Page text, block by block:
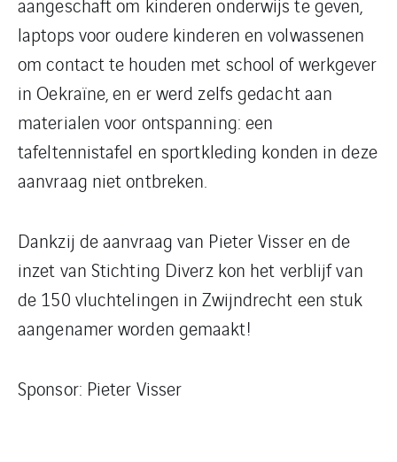
laptops voor oudere kinderen en volwassenen
om contact te houden met school of werkgever
in Oekraïne, en er werd zelfs gedacht aan
materialen voor ontspanning: een
tafeltennistafel en sportkleding konden in deze
aanvraag niet ontbreken.
Dankzij de aanvraag van Pieter Visser en de
inzet van Stichting Diverz kon het verblijf van
de 150 vluchtelingen in Zwijndrecht een stuk
aangenamer worden gemaakt!
Sponsor: Pieter Visser